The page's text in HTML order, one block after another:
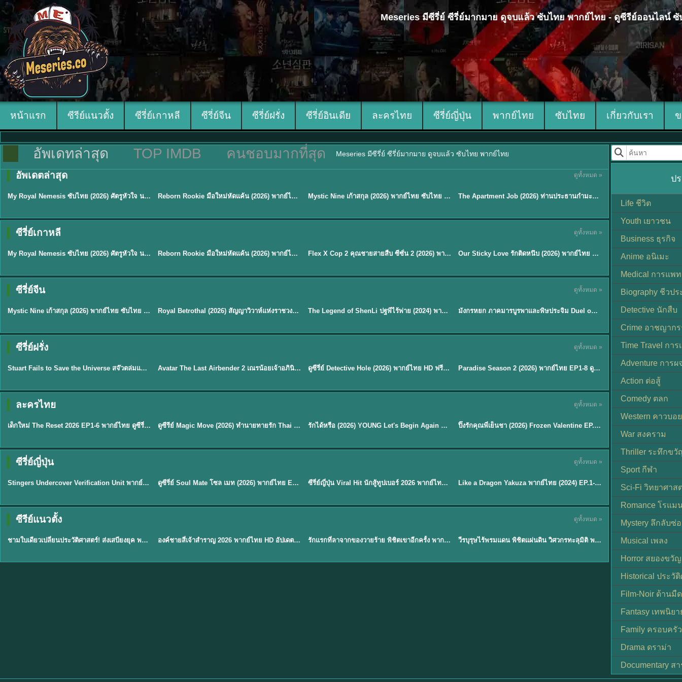
Meseries มีซีรี่ย์ ซีรี่ย์มากมาย ดูจบแล้ว ซับไทย พากย์ไทย - ดูซีรีย์ออนไลน์
หน้าแรก ซีรีย์แนวตั้ง ซีรี่ย์เกาหลี ซีรี่ย์จีน ซีรี่ย์ฝรั่ง ซีรี่ย์อินเดีย ละครไทย ซีรี่ย์ญี่ปุ่น พากย์ไทย ซับไทย เกี่ยวกับเรา
อัพเดทล่าสุด TOP IMDB คนชอบมากที่สุด Meseries มีซีรี่ย์ ซีรี่ย์มากมาย ดูจบแล้ว ซับไทย พากย์ไทย
อัพเดตล่าสุด ดูทั้งหมด »
EP.14
พากย์ไทย
My Royal Nemesis ซับไทย (2026) ศัตรูหัวใจ นางร้ายวังหลวง ★8.1 Reborn Rookie มือใหม่หัดแค้น (2026) พากย์ไทย ซับไทย EP.1-12 ★9 Mystic Nine เก้าสกุล (2026) พากย์ไทย ซับไทย EP.1-30 ★5.3 The Apartment Job (2026) ท่านประธานกำมะลอ พากย์ไทย ซับไทย EP1-12
ซีรี่ย์เกาหลี ดูทั้งหมด »
EP.14
พากย์ไทย
My Royal Nemesis ซับไทย (2026) ศัตรูหัวใจ นางร้ายวังหลวง ★8.1 Reborn Rookie มือใหม่หัดแค้น (2026) พากย์ไทย ซับไทย EP.1-12 ★8 Flex X Cop 2 คุณชายสายสืบ ซีซั่น 2 (2026) พากย์ไทย ซับไทย EP.1-14 ★6 Our Sticky Love รักติดหนึบ (2026) พากย์ไทย ซับไทย EP.1-12
ซีรี่ย์จีน ดูทั้งหมด »
★9
พากย์ไทย/ซับไทย
Mystic Nine เก้าสกุล (2026) พากย์ไทย ซับไทย EP.1-30 ★9 Royal Betrothal (2026) สัญญาวิวาห์แห่งราชวงศ์ พากย์ไทย ซับไทย EP1-32 ★8.5 The Legend of ShenLi ปฐพีไร้พ่าย (2024) พากย์ไทย ซับไทย EP.1-39 ★8 มังกรหยก ภาคมารบูรพาและพิษประจิม Duel on Mount Hua พากย์ไทย
ซีรี่ย์ฝรั่ง ดูทั้งหมด »
★9.3
พากย์ไทย
Stuart Fails to Save the Universe สจ๊วตล่มแผนกู้จักรวาล (2026) พากย์ไทย ซับไทย EP.1-10 ★7.8 EP.7Avatar The Last Airbender 2 เณรน้อยเจ้าอภินิหาร พากย์ไทย EP.9ดูซีรี่ย์ Detective Hole (2026) พากย์ไทย HD ฟรี อัปเดตล่าสุด Netflix EP.8Paradise Season 2 (2026) พากย์ไทย EP1-8 ดูซีรี่ย์ฝรั่ง HD ครบทุกตอน
ละครไทย ดูทั้งหมด »
★ 8 EP.6
พากย์ไทย
เด็กใหม่ The Reset 2026 EP1-6 พากย์ไทย ดูซีรี่ย์ Netflix ล่าสุด HD ดูซีรีย์ Magic Move (2026) ทำนายทายรัก Thai EP.1-10 HD รักได้หรือ (2026) YOUNG Let's Begin Again พากย์ไทย EP.1-19 ★8 ปิ๊งรักคุณพี่เย็นชา (2026) Frozen Valentine EP.1-10 (จบ)
ซีรี่ย์ญี่ปุ่น ดูทั้งหมด »
EP.11
พากย์ไทย
Stingers Undercover Verification Unit พากย์ไทย EP1-11 HD ฟรี ★8 EP.8ดูซีรี่ย์ Soul Mate โซล เมท (2026) พากย์ไทย EP.1-8 (จบ) ★7.9 EP.6ซีรี่ย์ญี่ปุ่น Viral Hit นักสู้ทูปเบอร์ 2026 พากย์ไทย EP.1-6 ★7 EP.6Like a Dragon Yakuza พากย์ไทย (2024) EP.1-6 (จบ)
ซีรีย์แนวตั้ง ดูทั้งหมด »
EP.1
พากย์ไทย
ชามใบเดียวเปลี่ยนประวัติศาสตร์! ส่งเสบียงยุค พากย์ไทย EP.1องค์ชายสี่เจ้าสำราญ 2026 พากย์ไทย HD อัปเดตล่าสุด ดูออนไลน์ EP.1รักแรกที่ลาจากของวายร้าย พิชิตเขาอีกครั้ง พากย์ไทย EP.1วีรบุรุษไร้พรมแดน พิชิตแผ่นดิน วิศวกรทะลุมิติ พลิกแผ่นดิน
ป
Life ชีวิต
Youth เยาวชน
Business ธุรกิจ
Anime อนิเมะ
Medical การแพ
Biography ชีวปร
Detective นักสืบ
Crime อาชญาก
Time Travel กา
Adventure การ
Action ต่อสู้
Comedy ตลก
Western คาวบอ
War สงคราม
Thriller ระทึกขวั
Sport กีฬา
Sci-Fi วิทยาศาส
Romance โรแม
Mystery ลึกลับซ่
Musical เพลง
Horror สยองขวัญ
Historical ประวั
Film-Noir ด้านมื
Fantasy เทพนิยา
Family ครอบครัว
Drama ดราม่า
Documentary ส